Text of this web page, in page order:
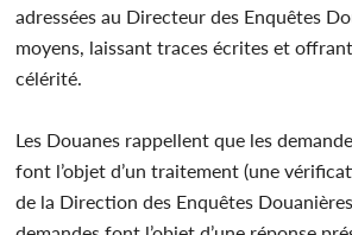
adressées au Directeur des Enquêtes
moyens, laissant traces écrites et
célérité.
Les Douanes rappellent que les
font l’objet d’un traitement (une
de la Direction des Enquêtes